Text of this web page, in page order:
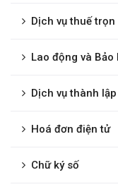
Dịch vụ thuế trọn
Lao động và Bảo
Dịch vụ thành
Hoá đơn điện tử
Chữ ký số